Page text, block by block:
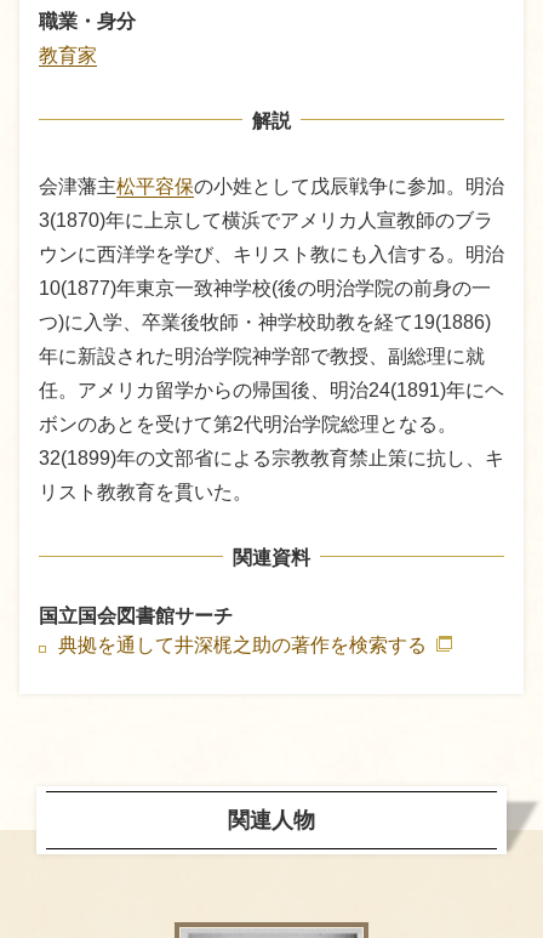
職業・身分
教育家
解説
会津藩主松平容保の小姓として戊辰戦争に参加。明治
3(1870)年に上京して横浜でアメリカ人宣教師のブラ
ウンに西洋学を学び、キリスト教にも入信する。明治
10(1877)年東京一致神学校(後の明治学院の前身の一
つ)に入学、卒業後牧師・神学校助教を経て19(1886)
年に新設された明治学院神学部で教授、副総理に就
任。アメリカ留学からの帰国後、明治24(1891)年にヘ
ボンのあとを受けて第2代明治学院総理となる。
32(1899)年の文部省による宗教教育禁止策に抗し、キ
リスト教教育を貫いた。
関連資料
国立国会図書館サーチ
典拠を通して井深梶之助の著作を検索する
関連人物